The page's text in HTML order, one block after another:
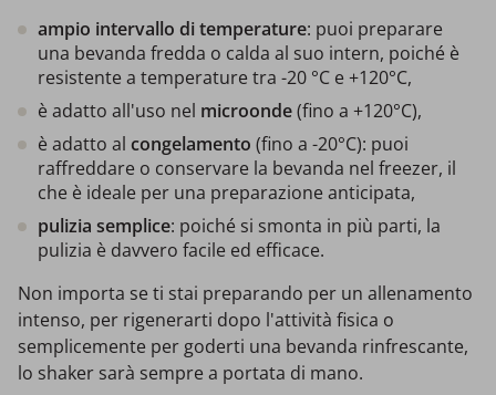
ampio intervallo di temperature: puoi preparare
una bevanda fredda o calda al suo intern, poiché è
resistente a temperature tra -20 °C e +120°C,
è adatto all'uso nel microonde(fino a +120°C),
è adatto al congelamento (fino a -20°C): puoi
raffreddare o conservare la bevanda nel freezer, il
che è ideale per una preparazione anticipata,
pulizia semplice: poiché si smonta in più parti, la
pulizia è davvero facile ed efficace.
Non importa se ti stai preparando per un allenamento
intenso, per rigenerarti dopo l'attività fisica o
semplicemente per goderti una bevanda rinfrescante,
lo shaker sarà sempre a portata di mano.